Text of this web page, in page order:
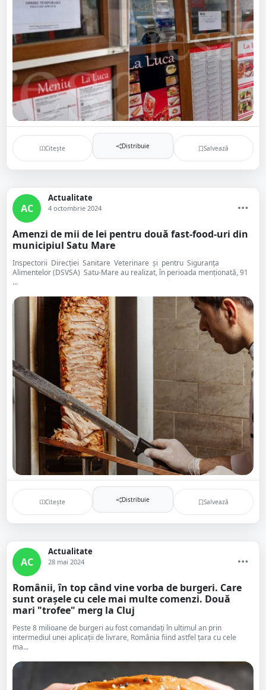
Citește Distribuie Salvează
AC
Actualitate
4 octombrie 2024
Amenzi de mii de lei pentru două fast-food-uri din
municipiul Satu Mare
Inspectorii Direcției Sanitare Veterinare și pentru Siguranța
Alimentelor (DSVSA) Satu-Mare au realizat, în perioada menționată, 91
...
Citește Distribuie Salvează
AC
Actualitate
28 mai 2024
Românii, în top când vine vorba de burgeri. Care
sunt orașele cu cele mai multe comenzi. Două
mari "trofee" merg la Cluj
Peste 8 milioane de burgeri au fost comandaţi în ultimul an prin
intermediul unei aplicaţii de livrare, România fiind astfel ţara cu cele
ma...